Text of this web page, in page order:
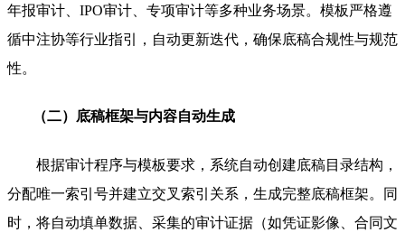
年报审计、IPO审计、专项审计等多种业务场景。模板严格遵
循中注协等行业指引，自动更新迭代，确保底稿合规性与规范
性。
（二）底稿框架与内容自动生成
根据审计程序与模板要求，系统自动创建底稿目录结构，
分配唯一索引号并建立交叉索引关系，生成完整底稿框架。同
时，将自动填单数据、采集的审计证据（如凭证影像、合同文